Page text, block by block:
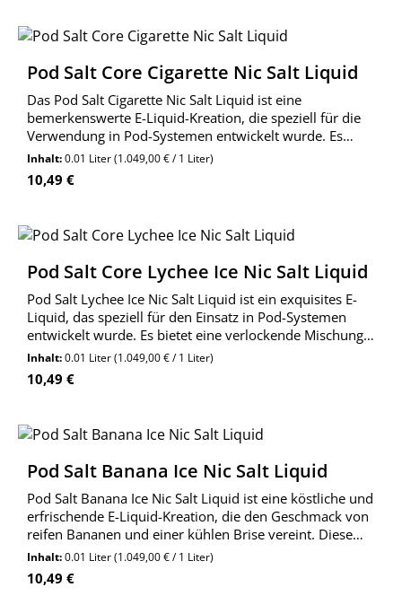
Pod Salt Core Cigarette Nic Salt Liquid
Das Pod Salt Cigarette Nic Salt Liquid ist eine
bemerkenswerte E-Liquid-Kreation, die speziell für die
Verwendung in Pod-Systemen entwickelt wurde. Es
bietet einen authentischen Tabakgeschmack, der
speziell für Dampfer von Tabakaromen gemacht ist.
Inhalt:0.01 Liter(1.049,00 € / 1 Liter)
Regulärer Preis:
10,49 €
Pod Salt Core Lychee Ice Nic Salt Liquid
Pod Salt Lychee Ice Nic Salt Liquid ist ein exquisites E-
Liquid, das speziell für den Einsatz in Pod-Systemen
entwickelt wurde. Es bietet eine verlockende Mischung
aus saftigen Lychee-Früchten und einer erfrischenden
Kühle.
Inhalt:0.01 Liter(1.049,00 € / 1 Liter)
Regulärer Preis:
10,49 €
Pod Salt Banana Ice Nic Salt Liquid
Pod Salt Banana Ice Nic Salt Liquid ist eine köstliche und
erfrischende E-Liquid-Kreation, die den Geschmack von
reifen Bananen und einer kühlen Brise vereint. Diese
spezielle Mischung wurde entwickelt, um ein
außergewöhnliches Dampferlebnis zu bieten, in
Inhalt:0.01 Liter(1.049,00 € / 1 Liter)
Regulärer Preis:
10,49 €